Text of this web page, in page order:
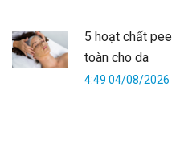
5 hoạt chất
toàn cho da
4:49 04/08/2026